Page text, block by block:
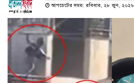
আপডেটের সময়: রবিবার, ২৮ জুন, ২০২৬